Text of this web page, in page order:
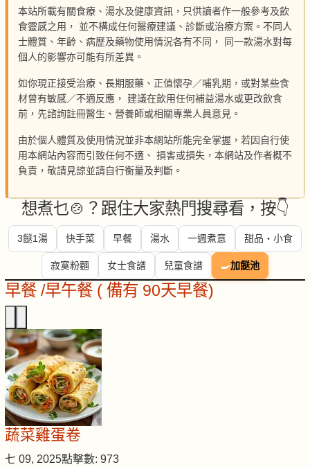
本站所載有關食療、湯水及健康資訊，只供讀者作一般參考及飲
食靈感之用， 並不構成任何醫療建議、診斷或治療方案。不同人
士體質、年齡、病歷及藥物使用情況各有不同， 同一款湯水對每
個人的影響亦可能有所差異。
如你現正接受治療、長期服藥、正值懷孕／哺乳期，或對某些食
材曾有敏感／不適反應， 建議在飲用任何補益湯水或更改飲食
前，先諮詢註冊醫生、營養師或相關專業人員意見。
由於個人體質及使用情況並非本網站所能完全掌握，若因自行使
用本網站內容而引致任何不適、 損害或損失，本網站及作者概不
負責，敬請見諒並請自行衡量及判斷。
想煮乜🍲？跟住大家熱門搜尋看，按👇
3餸1湯 快手菜 早餐 湯水 一週煮意 甜品・小食
寂寞粉麵 女士食譜 兒童食譜 🍳加餸池
早餐 /早午餐 ( 備有 90天早餐)
蔬菜雞蛋卷
七 09, 2025點擊數: 973